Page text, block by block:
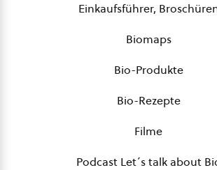
Einkaufsführer,
Biomaps
Bio-Produkte
Bio-Rezepte
Filme
Podcast Let´s talk about